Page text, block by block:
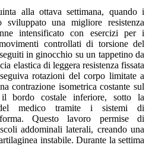
alla ottava settimana, quando i
sviluppato una migliore resistenza
intensificato con esercizi per i
controllati di torsione del
in ginocchio su un tappetino da
elastica di leggera resistenza fissata
rotazioni del corpo limitate a
contrazione isometrica costante sul
bordo costale inferiore, sotto la
medico tramite i sistemi di
Questo lavoro permise di
addominali laterali, creando una
instabile. Durante la settima